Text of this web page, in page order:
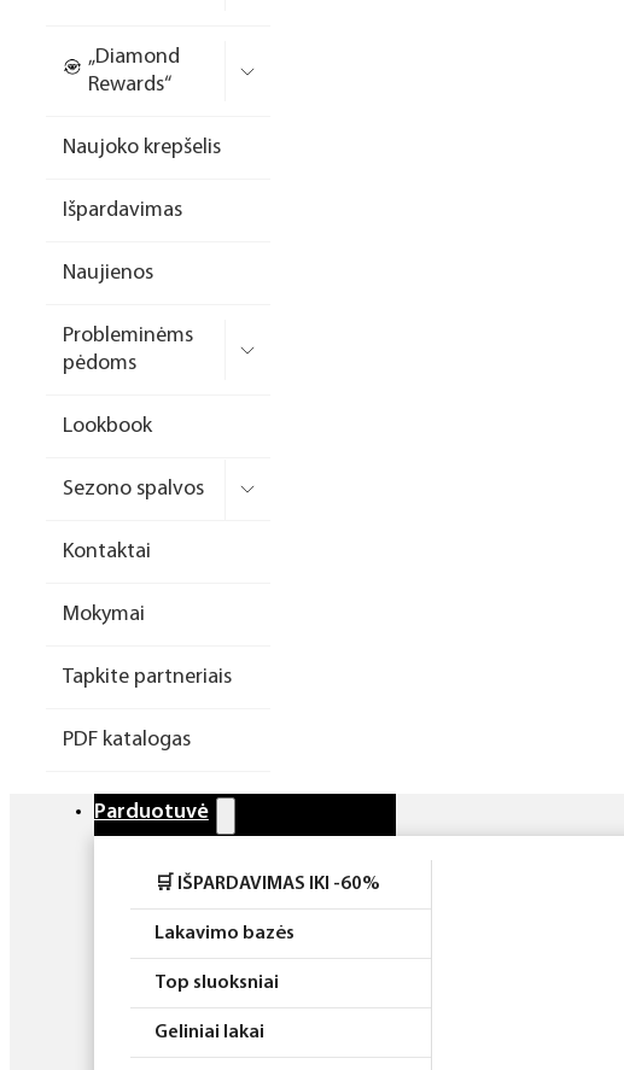
formelės/priedai
Dildės
Įrankiai
Laufwunder pėdų priežiūra
priemonės
Rinkiniai
„Diamond
Rewards“
Naujoko krepšelis
Išpardavimas
Naujienos
Probleminėms
pėdoms
Lookbook
Sezono spalvos
Kontaktai
Mokymai
Tapkite partneriais
PDF katalogas
Parduotuvė
🛒 IŠPARDAVIMAS IKI -60%
Lakavimo bazės
Top sluoksniai
Geliniai lakai